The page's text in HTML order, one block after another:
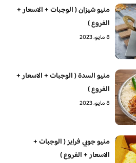
منيو شيزان ( الوجبات + الاسعار +
الفروع )
8 مايو، 2023
منيو السدة ( الوجبات + الاسعار +
الفروع )
8 مايو، 2023
منيو جوبي فرايز ( الوجبات +
الاسعار + الفروع )